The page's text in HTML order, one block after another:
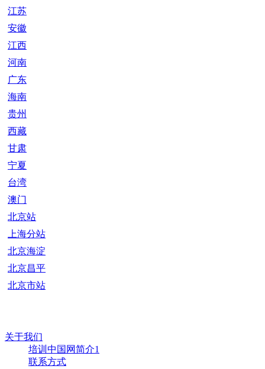
江苏
安徽
江西
河南
广东
海南
贵州
西藏
甘肃
宁夏
台湾
澳门
北京站
上海分站
北京海淀
北京昌平
北京市站
关于我们
培训中国网简介1
联系方式